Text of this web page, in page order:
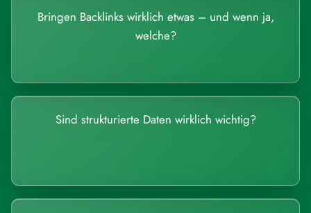
Bringen Backlinks wirklich etwas – und wenn ja,
welche?
Sind strukturierte Daten wirklich wichtig?